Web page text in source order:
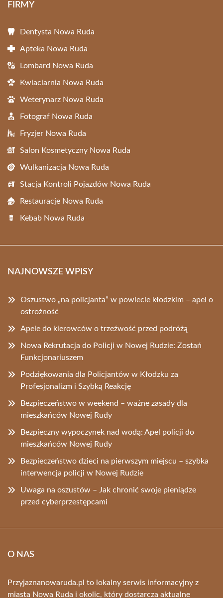
FIRMY
Dentysta Nowa Ruda
Apteka Nowa Ruda
Lombard Nowa Ruda
Kwiaciarnia Nowa Ruda
Weterynarz Nowa Ruda
Fotograf Nowa Ruda
Fryzjer Nowa Ruda
Salon Kosmetyczny Nowa Ruda
Wulkanizacja Nowa Ruda
Stacja Kontroli Pojazdów Nowa Ruda
Restauracje Nowa Ruda
Kebab Nowa Ruda
NAJNOWSZE WPISY
Oszustwo „na policjanta” w powiecie kłodzkim – apel o
ostrożność
Apele do kierowców o trzeźwość przed podróżą
Nowa Rekrutacja do Policji w Nowej Rudzie: Zostań
Funkcjonariuszem
Podziękowania dla Policjantów w Kłodzku za
Profesjonalizm i Szybką Reakcję
Bezpieczeństwo w weekend – ważne zasady dla
mieszkańców Nowej Rudy
Bezpieczny wypoczynek nad wodą: Apel policji do
mieszkańców Nowej Rudy
Bezpieczeństwo dzieci na pierwszym miejscu – szybka
interwencja policji w Nowej Rudzie
Uwaga na oszustów – Jak chronić swoje pieniądze
przed cyberprzestępcami
O NAS
Przyjaznanowaruda.pl to lokalny serwis informacyjny z
miasta Nowa Ruda i okolic, który dostarcza aktualne